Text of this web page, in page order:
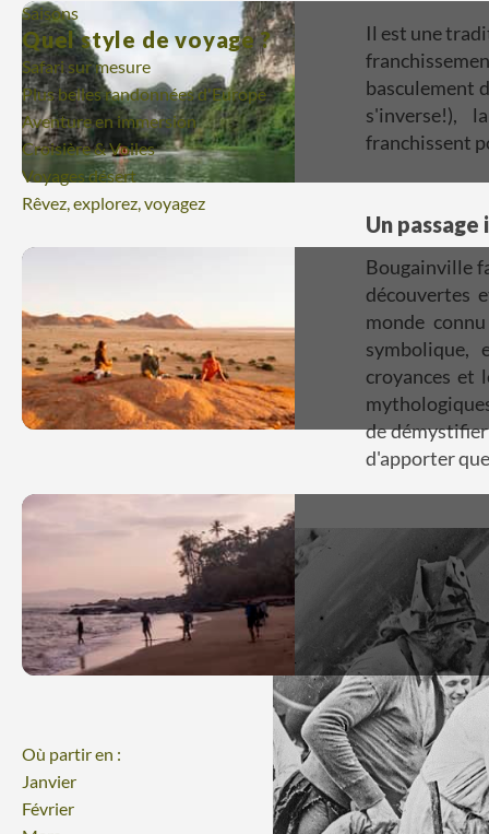
Où partir en :
Janvier
Février
Saisons
Quel style de voyage ?
Safari sur mesure
Plus belles randonnées d'Europe
Aventure en immersion
Croisière & Voiles
Voyages désert
Rêvez, explorez, voyagez
Il est une
basculement
s'inverse!),
franchissent
Un
Bougainville
découvertes
monde
symbolique,
croyances et
de
d'apporter